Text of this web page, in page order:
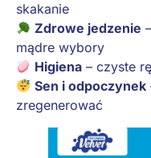
skakanie
Zdrowe jedzenie
mądre wybory
Higiena – czyste
Sen i odpoczynek
zregenerować